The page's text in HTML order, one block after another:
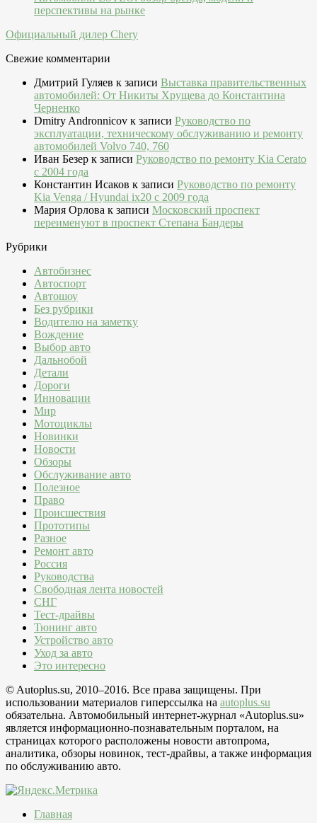
перспективы на рынке
Официальный дилер Chery
Свежие комментарии
Дмитрий Гуляев к записи Выставка правительственных
автомобилей: От Никиты Хрущева до Константина
Черненко
Dmitry Andronnicov к записи Руководство по
эксплуатации, техническому обслуживанию и ремонту
автомобилей Volvo 740, 760
Иван Безер к записи Руководство по ремонту Kia Cerato
c 2004 года
Константин Исаков к записи Руководство по ремонту
Kia Venga / Hyundai ix20 c 2009 года
Мария Орлова к записи Московский проспект
переименуют в проспект Степана Бандеры
Рубрики
Автобизнес
Автоспорт
Автошоу
Без рубрики
Водителю на заметку
Вождение
Выбор авто
Дальнобой
Детали
Дороги
Инновации
Мир
Мотоциклы
Новинки
Новости
Обзоры
Обслуживание авто
Полезное
Право
Происшествия
Прототипы
Разное
Ремонт авто
Россия
Руководства
Свободная лента новостей
СНГ
Тест-драйвы
Тюнинг авто
Устройство авто
Уход за авто
Это интересно
© Autoplus.su, 2010–2016. Все права защищены. При
использовании материалов гиперссылка на autoplus.su
обязательна. Автомобильный интернет-журнал «Autoplus.su»
является информационно-познавательным порталом, на
страницах которого расположены новости автопрома,
аналитика, обзоры новинок, тест-драйвы, а также информация
по обслуживанию авто.
Главная